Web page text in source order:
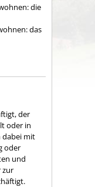
die
das
der
oder in
dabei mit
oder
und
zur